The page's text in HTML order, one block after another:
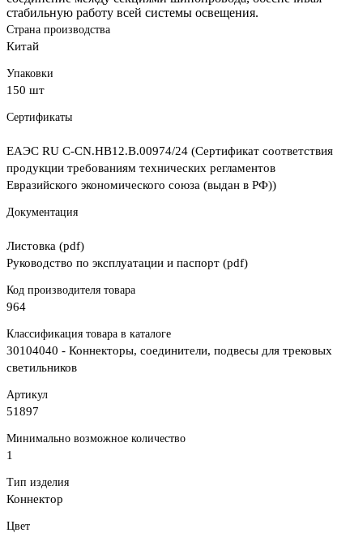
стабильную работу всей системы освещения.
Страна производства
Китай
Упаковки
150 шт
Сертификаты
ЕАЭС RU С-CN.НВ12.В.00974/24 (Сертификат соответствия
продукции требованиям технических регламентов
Евразийского экономического союза (выдан в РФ))
Документация
Листовка (pdf)
Руководство по эксплуатации и паспорт (pdf)
Код производителя товара
964
Классификация товара в каталоге
30104040 - Коннекторы, соединители, подвесы для трековых
светильников
Артикул
51897
Минимально возможное количество
1
Тип изделия
Коннектор
Цвет